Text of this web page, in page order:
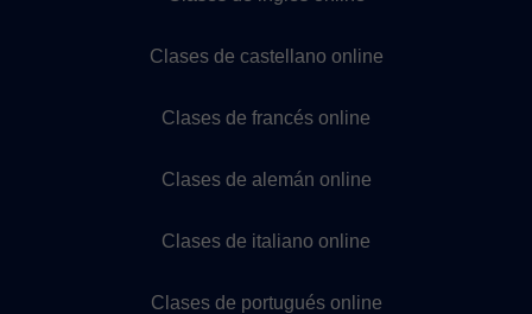
Clases de castellano online
Clases de francés online
Clases de alemán online
Clases de italiano online
Clases de portugués online